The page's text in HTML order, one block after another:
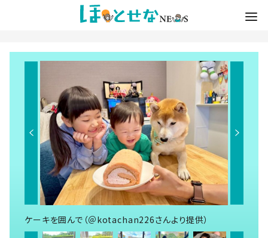
ケーキを囲んで（＠kotachan226さんより提供）